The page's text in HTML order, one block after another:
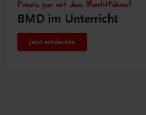
Praxis pur mit dem Marktführer!
BMD im Unterricht
Jetzt entdecken